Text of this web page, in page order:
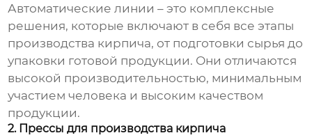
Автоматические линии – это комплексные
решения, которые включают в себя все этапы
производства кирпича, от подготовки сырья до
упаковки готовой продукции. Они отличаются
высокой производительностью, минимальным
участием человека и высоким качеством
продукции.
2. Прессы для производства кирпича